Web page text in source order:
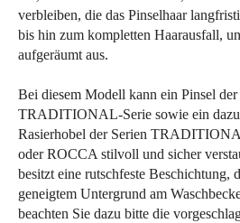
verbleiben, die das Pinselhaar
bis hin zum kompletten Haarausfall,
aufgeräumt aus.
Bei diesem Modell kann ein Pinsel
TRADITIONAL-Serie sowie ein
Rasierhobel der Serien
oder ROCCA stilvoll und sicher
besitzt eine rutschfeste Beschichtung,
geneigtem Untergrund am
beachten Sie dazu bitte die